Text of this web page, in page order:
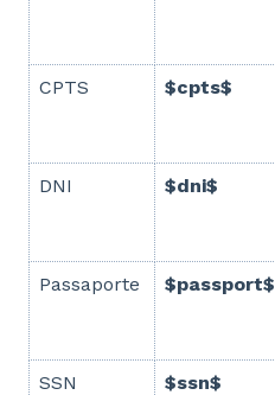
CPTS $cpts$
DNI $dni$
Passaporte $passport$
SSN $ssn$